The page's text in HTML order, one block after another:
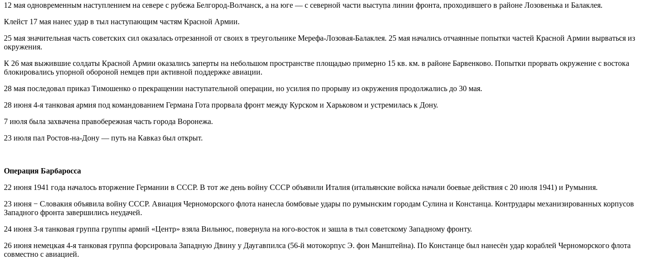
12 мая одновременным наступлением на севере с рубежа Белгород-Волчанск, а на юге — с северной части выступа линии фронта, проходившего в районе Лозовенька и Балаклея.
Клейст 17 мая нанес удар в тыл наступающим частям Красной Армии.
25 мая значительная часть советских сил оказалась отрезанной от своих в треугольнике Мерефа-Лозовая-Балаклея. 25 мая начались отчаянные попытки частей Красной Армии вырваться из
окружения.
К 26 мая выжившие солдаты Красной Армии оказались заперты на небольшом пространстве площадью примерно 15 кв. км. в районе Барвенково. Попытки прорвать окружение с востока
блокировались упорной обороной немцев при активной поддержке авиации.
28 мая последовал приказ Тимошенко о прекращении наступательной операции, но усилия по прорыву из окружения продолжались до 30 мая.
28 июня 4-я танковая армия под командованием Германа Гота прорвала фронт между Курском и Харьковом и устремилась к Дону.
7 июля была захвачена правобережная часть города Воронежа.
23 июля пал Ростов-на-Дону — путь на Кавказ был открыт.
Операция Барбаросса
22 июня 1941 года началось вторжение Германии в СССР. В тот же день войну СССР объявили Италия (итальянские войска начали боевые действия с 20 июля 1941) и Румыния.
23 июня − Словакия объявила войну СССР. Авиация Черноморского флота нанесла бомбовые удары по румынским городам Сулина и Констанца. Контрудары механизированных корпусов
Западного фронта завершились неудачей.
24 июня 3-я танковая группа группы армий «Центр» взяла Вильнюс, повернула на юго-восток и зашла в тыл советскому Западному фронту.
26 июня немецкая 4-я танковая группа форсировала Западную Двину у Даугавпилса (56-й мотокорпус Э. фон Манштейна). По Констанце был нанесён удар кораблей Черноморского флота
совместно с авиацией.